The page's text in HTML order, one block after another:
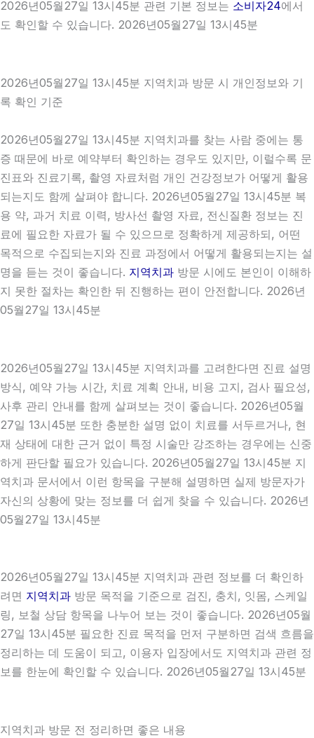
2026년05월27일 13시45분 관련 기본 정보는 소비자24에서
도 확인할 수 있습니다. 2026년05월27일 13시45분
2026년05월27일 13시45분 지역치과 방문 시 개인정보와 기
록 확인 기준
2026년05월27일 13시45분 지역치과를 찾는 사람 중에는 통
증 때문에 바로 예약부터 확인하는 경우도 있지만, 이럴수록 문
진표와 진료기록, 촬영 자료처럼 개인 건강정보가 어떻게 활용
되는지도 함께 살펴야 합니다. 2026년05월27일 13시45분 복
용 약, 과거 치료 이력, 방사선 촬영 자료, 전신질환 정보는 진
료에 필요한 자료가 될 수 있으므로 정확하게 제공하되, 어떤
목적으로 수집되는지와 진료 과정에서 어떻게 활용되는지는 설
명을 듣는 것이 좋습니다. 지역치과 방문 시에도 본인이 이해하
지 못한 절차는 확인한 뒤 진행하는 편이 안전합니다. 2026년
05월27일 13시45분
2026년05월27일 13시45분 지역치과를 고려한다면 진료 설명
방식, 예약 가능 시간, 치료 계획 안내, 비용 고지, 검사 필요성,
사후 관리 안내를 함께 살펴보는 것이 좋습니다. 2026년05월
27일 13시45분 또한 충분한 설명 없이 치료를 서두르거나, 현
재 상태에 대한 근거 없이 특정 시술만 강조하는 경우에는 신중
하게 판단할 필요가 있습니다. 2026년05월27일 13시45분 지
역치과 문서에서 이런 항목을 구분해 설명하면 실제 방문자가
자신의 상황에 맞는 정보를 더 쉽게 찾을 수 있습니다. 2026년
05월27일 13시45분
2026년05월27일 13시45분 지역치과 관련 정보를 더 확인하
려면 지역치과 방문 목적을 기준으로 검진, 충치, 잇몸, 스케일
링, 보철 상담 항목을 나누어 보는 것이 좋습니다. 2026년05월
27일 13시45분 필요한 진료 목적을 먼저 구분하면 검색 흐름을
정리하는 데 도움이 되고, 이용자 입장에서도 지역치과 관련 정
보를 한눈에 확인할 수 있습니다. 2026년05월27일 13시45분
지역치과 방문 전 정리하면 좋은 내용